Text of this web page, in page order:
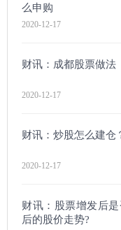
么申购
2020-12-17
财讯：成都股票做法
2020-12-17
财讯：炒股怎么建仓
2020-12-17
财讯：股票增发后
后的股价走势?